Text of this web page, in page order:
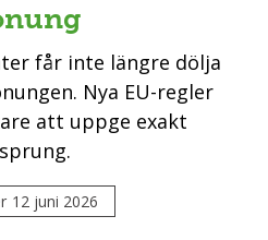
får inte längre dölja
Nya EU-regler
att uppge exakt
12 juni 2026